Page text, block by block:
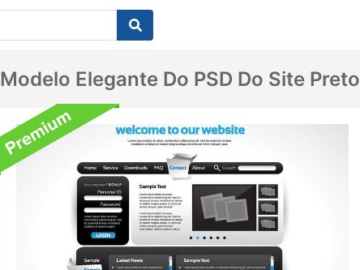
Modelo Elegante Do PSD Do Site Preto